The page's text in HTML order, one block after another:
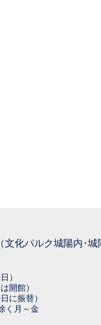
文化パルク城陽内･
）
開館）
に振替）
～金